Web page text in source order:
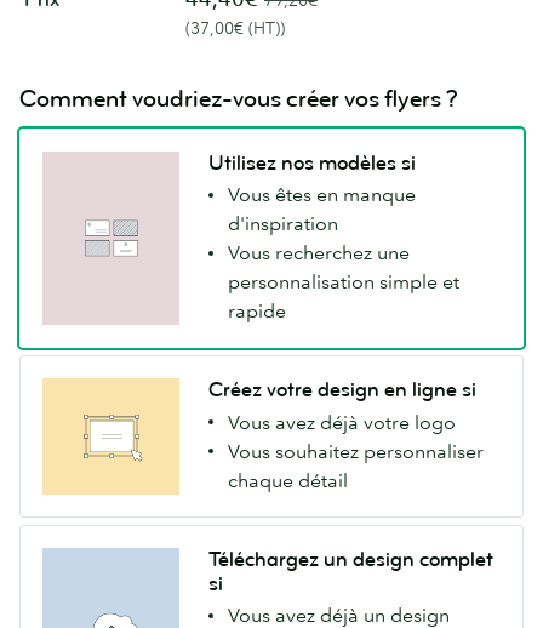
(37,00€ (HT))
Comment voudriez-vous créer vos flyers ?
Utilisez nos modèles si
Vous êtes en manque
d'inspiration
Vous recherchez une
personnalisation simple et
rapide
Créez votre design en ligne si
Vous avez déjà votre logo
Vous souhaitez personnaliser
chaque détail
Téléchargez un design complet
si
Vous avez déjà un design